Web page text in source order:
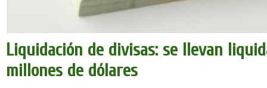
Liquidación de divisas: se llevan
millones de dólares